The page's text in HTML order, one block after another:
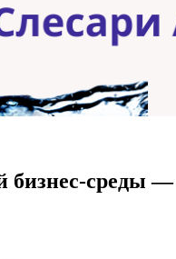
бизнес-среды